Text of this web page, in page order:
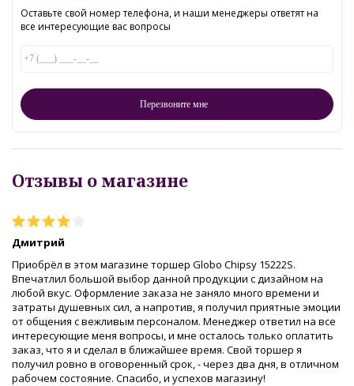
Оставьте свой номер телефона, и наши менеджеры ответят на
все интересующие вас вопросы
Отзывы о магазине
Дмитрий
Приобрёл в этом магазине торшер Globo Chipsy 15222S.
Впечатлил большой выбор данной продукции с дизайном на
любой вкус. Оформление заказа не заняло много времени и
затраты душевных сил, а напротив, я получил приятные эмоции
от общения с вежливым персоналом. Менеджер ответил на все
интересующие меня вопросы, и мне осталось только оплатить
заказ, что я и сделал в ближайшее время. Свой торшер я
получил ровно в оговоренный срок, - через два дня, в отличном
рабочем состояние. Спасибо, и успехов магазину!